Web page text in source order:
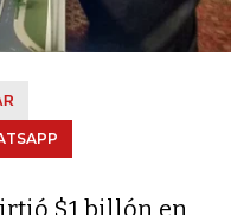
$1 billón en